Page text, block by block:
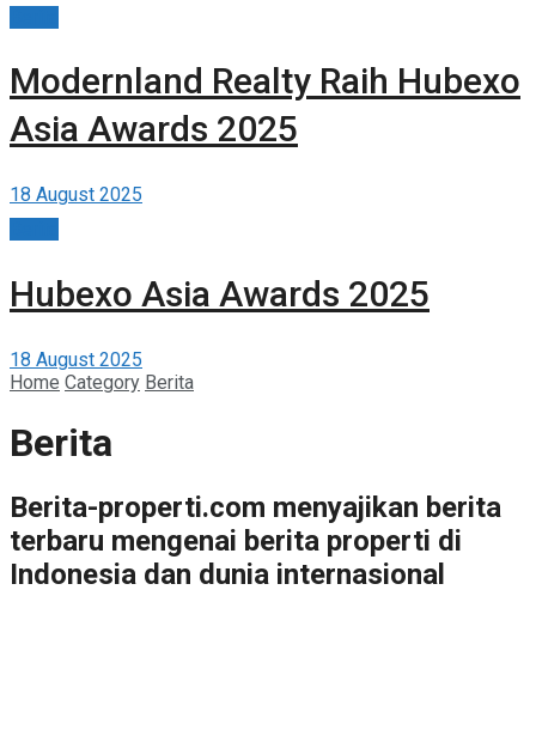
Modernland Realty Raih Hubexo
Asia Awards 2025
18 August 2025
Hubexo Asia Awards 2025
18 August 2025
Home Category Berita
Berita
Berita-properti.com menyajikan berita
terbaru mengenai berita properti di
Indonesia dan dunia internasional